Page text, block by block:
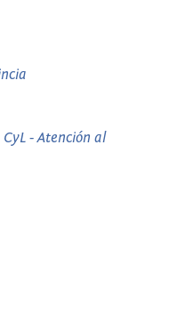
- Atención al